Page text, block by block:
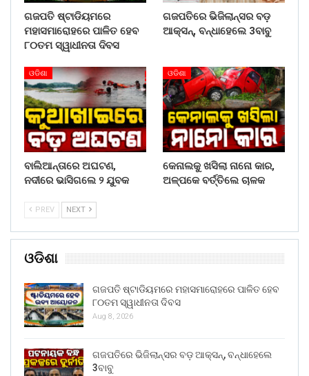
ଗଜପତି ଷ୍ଟାଡିୟମରେ
ମହାସମାରୋହରେ ପାଳିତ ହେବ
୮୦ତମ ସ୍ୱାଧୀନତା ଦିବସ
ଗଜପତିରେ ଭିଜିଲାନ୍ସର ବଡ଼
ଆକ୍ସନ୍, ବନ୍ଧାହେଲେ 3ବାବୁ
ଓଡିଶା
ବାଲିଆନ୍ତାରେ ଅଘଟଣ,
ନଦୀରେ ଭାସିଗଲେ ୨ ଯୁବକ
ଓଡିଶା
କେନାଲକୁ ଖସିଲା ନାନୋ କାର,
ଅଳ୍ପକେ ବର୍ତ୍ତିଲେ ଚାଳକ
PREV NEXT
ଓଡିଶା
ଗଜପତି ଷ୍ଟାଡିୟମରେ ମହାସମାରୋହରେ ପାଳିତ ହେବ
୮୦ତମ ସ୍ୱାଧୀନତା ଦିବସ
Aug 8, 2026
ଗଜପତିରେ ଭିଜିଲାନ୍ସର ବଡ଼ ଆକ୍ସନ୍, ବନ୍ଧାହେଲେ
3ବାବୁ